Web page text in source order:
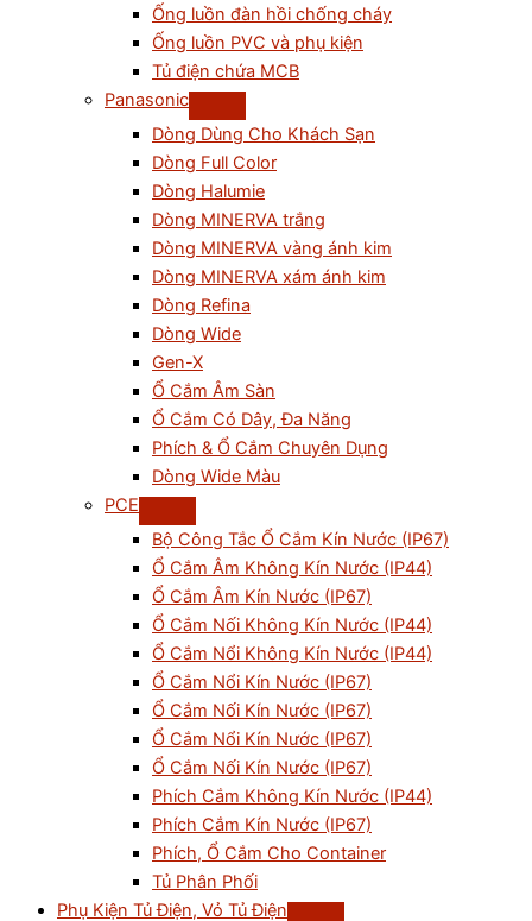
Ống luồn đàn hồi chống cháy
Ống luồn PVC và phụ kiện
Tủ điện chứa MCB
Panasonic
Dòng Dùng Cho Khách Sạn
Dòng Full Color
Dòng Halumie
Dòng MINERVA trắng
Dòng MINERVA vàng ánh kim
Dòng MINERVA xám ánh kim
Dòng Refina
Dòng Wide
Gen-X
Ổ Cắm Âm Sàn
Ổ Cắm Có Dây, Đa Năng
Phích & Ổ Cắm Chuyên Dụng
Dòng Wide Màu
PCE
Bộ Công Tắc Ổ Cắm Kín Nước (IP67)
Ổ Cắm Âm Không Kín Nước (IP44)
Ổ Cắm Âm Kín Nước (IP67)
Ổ Cắm Nối Không Kín Nước (IP44)
Ổ Cắm Nổi Không Kín Nước (IP44)
Ổ Cắm Nổi Kín Nước (IP67)
Ổ Cắm Nối Kín Nước (IP67)
Ổ Cắm Nổi Kín Nước (IP67)
Ổ Cắm Nối Kín Nước (IP67)
Phích Cắm Không Kín Nước (IP44)
Phích Cắm Kín Nước (IP67)
Phích, Ổ Cắm Cho Container
Tủ Phân Phối
Phụ Kiện Tủ Điện, Vỏ Tủ Điện